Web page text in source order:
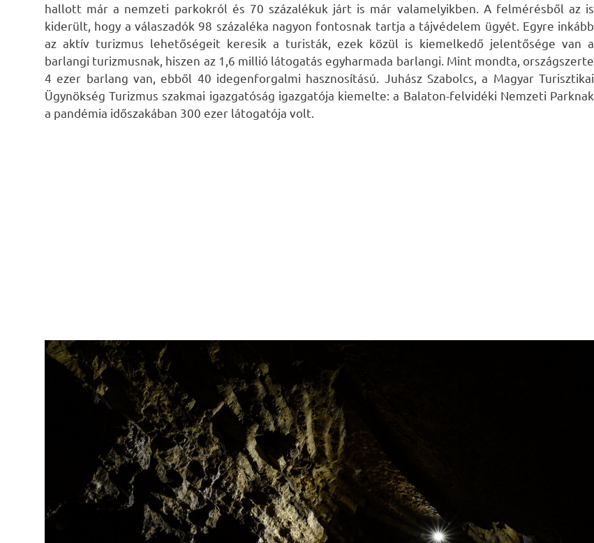
hallott már a nemzeti parkokról és 70 százalékuk járt is már valamelyikben. A felmérésből az is
kiderült, hogy a válaszadók 98 százaléka nagyon fontosnak tartja a tájvédelem ügyét. Egyre inkább
az aktív turizmus lehetőségeit keresik a turisták, ezek közül is kiemelkedő jelentősége van a
barlangi turizmusnak, hiszen az 1,6 millió látogatás egyharmada barlangi. Mint mondta, országszerte
4 ezer barlang van, ebből 40 idegenforgalmi hasznosítású. Juhász Szabolcs, a Magyar Turisztikai
Ügynökség Turizmus szakmai igazgatóság igazgatója kiemelte: a Balaton-felvidéki Nemzeti Parknak
a pandémia időszakában 300 ezer látogatója volt.